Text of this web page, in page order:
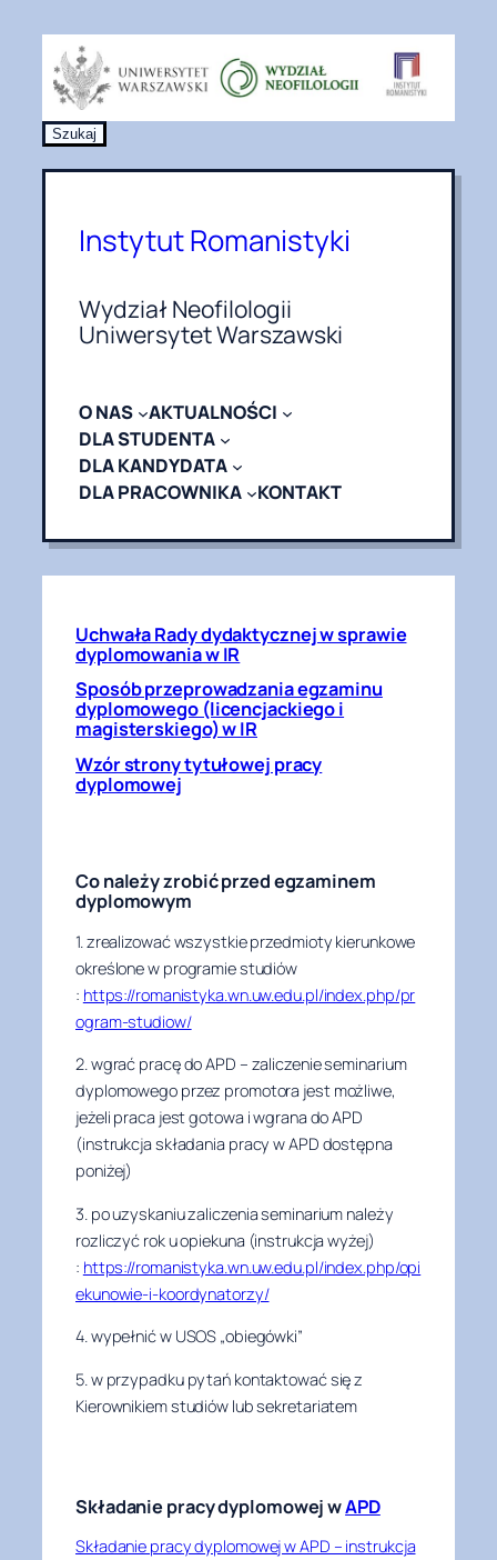
Przejdź
treści
S
u
Szukaj
Instytut Romanistyki
Wydział Neofilologii
Uniwersytet Warszawski
O NAS
AKTUALNOŚCI
DLA STUDENTA
DLA KANDYDATA
DLA PRACOWNIKA
KONTAKT
Uchwała Rady dydaktycznej w sprawie
dyplomowania w IR
Sposób przeprowadzania egzaminu
dyplomowego (licencjackiego i
magisterskiego) w IR
Wzór strony tytułowej pracy
dyplomowej
Co należy zrobić przed egzaminem
dyplomowym
1. zrealizować wszystkie przedmioty kierunkowe
określone w programie studiów
: https://romanistyka.wn.uw.edu.pl/index.php/pr
ogram-studiow/
2. wgrać pracę do APD – zaliczenie seminarium
dyplomowego przez promotora jest możliwe,
jeżeli praca jest gotowa i wgrana do APD
(instrukcja składania pracy w APD dostępna
poniżej)
3. po uzyskaniu zaliczenia seminarium należy
rozliczyć rok u opiekuna (instrukcja wyżej)
: https://romanistyka.wn.uw.edu.pl/index.php/opi
ekunowie-i-koordynatorzy/
4. wypełnić w USOS „obiegówki”
5. w przypadku pytań kontaktować się z
Kierownikiem studiów lub sekretariatem
Składanie pracy dyplomowej wAPD
Składanie pracy dyplomowej w APD – instrukcja